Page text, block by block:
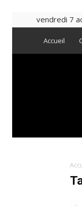
vendredi 7
Accueil